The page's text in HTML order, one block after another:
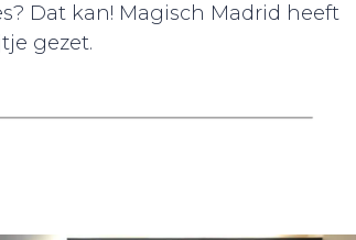
Dat kan! Magisch Madrid heeft
gezet.